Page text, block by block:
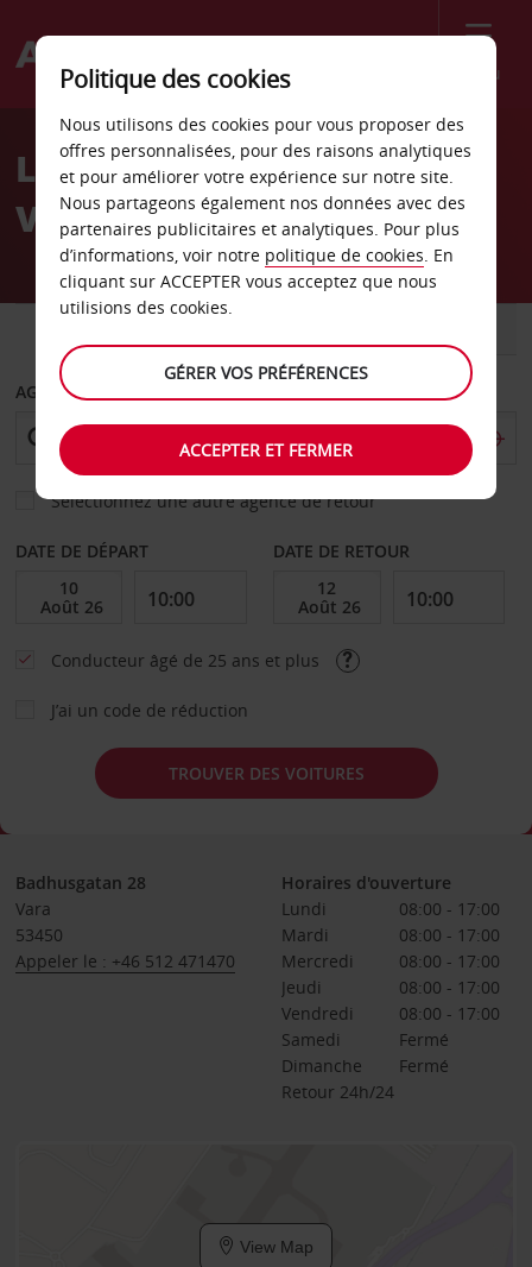
Menu
Welcome
AvisLocation de voiture
Vara - Ville
AGENCE DE DÉPART
Sélectionnez une autre agence de retour
DATE DE DÉPART DATE DE RETOUR
Conducteur âgé de 25 ans et plus
J’ai un code de réduction
TROUVER DES VOITURES
Badhusgatan 28
Vara
53450
Appeler le : +46 512 471470
Horaires d'ouverture
Lundi
08:00 - 17:00
Mardi
08:00 - 17:00
Mercredi
08:00 - 17:00
Jeudi
08:00 - 17:00
Vendredi
08:00 - 17:00
Samedi
Fermé
Dimanche
Fermé
Retour 24h/24
View Map
Politique des cookies
Nous utilisons des cookies pour vous proposer des
offres personnalisées, pour des raisons analytiques
et pour améliorer votre expérience sur notre site.
Nous partageons également nos données avec des
partenaires publicitaires et analytiques. Pour plus
d’informations, voir notre politique de cookies. En
cliquant sur ACCEPTER vous acceptez que nous
utilisions des cookies.
GÉRER VOS PRÉFÉRENCES
ACCEPTER ET FERMER